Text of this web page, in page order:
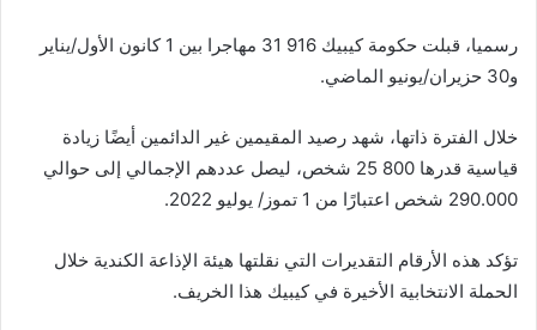
رسميا، قبلت حكومة كيبيك 916 31 مهاجرا بين 1 كانون الأول/يناير
و30 حزيران/يونيو الماضي.
خلال الفترة ذاتها، شهد رصيد المقيمين غير الدائمين أيضًا زيادة
قياسية قدرها 800 25 شخص، ليصل عددهم الإجمالي إلى حوالي
290.000 شخص اعتبارًا من 1 تموز/ يوليو 2022.
تؤكد هذه الأرقام التقديرات التي نقلتها هيئة الإذاعة الكندية خلال
الحملة الانتخابية الأخيرة في كيبيك هذا الخريف.